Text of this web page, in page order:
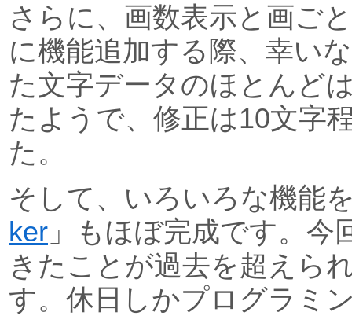
さらに、画数表示と画ご
に機能追加する際、幸い
た文字データのほとんど
たようで、修正は10文字
た。
そして、いろいろな機能
ker 」もほぼ完成です。今
きたことが過去を超えら
す。休日しかプログラミ